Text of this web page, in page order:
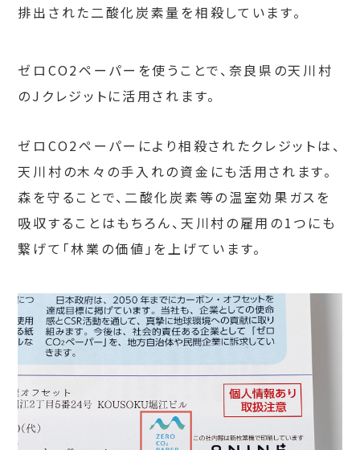
排出された二酸化炭素量を相殺しています。
ゼロCO2ペーパーを使うことで、奈良県の天川村
のJクレジットに活用されます。
ゼロCO2ペーパーにより相殺されたクレジットは、
天川村の木々の手入れの資金にも活用されます。
森を守ることで、二酸化炭素等の温室効果ガスを
吸収することはもちろん、天川村の雇用の1つにも
繋げて「林業の価値」を上げています。